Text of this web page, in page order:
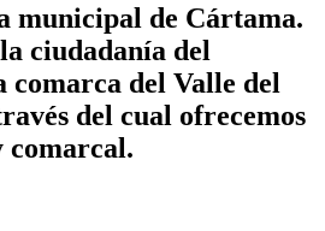
municipal de Cártama.
ciudadanía del
comarca del Valle del
del cual ofrecemos
comarcal.